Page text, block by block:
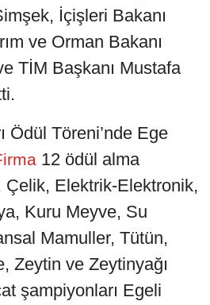
İçişleri Bakanı
ve Orman Bakanı
TİM Başkanı Mustafa
Ödül Töreni’nde Ege
12 ödül alma
Çelik, Elektrik-Elektronik,
Kuru Meyve, Su
Mamuller, Tütün,
Zeytin ve Zeytinyağı
şampiyonları Egeli